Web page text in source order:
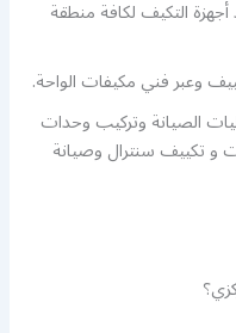
التكيف لكافة منطقة
وعبر فني مكيفات الواحة.
الصيانة وتركيب وحدات
و تكييف سنترال وصيانة